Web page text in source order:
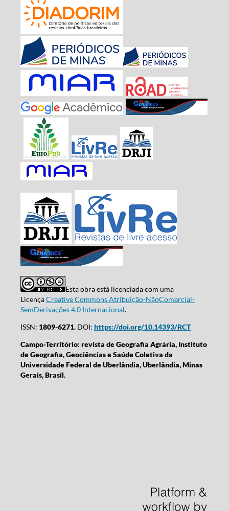
Esta obra está licenciada com uma
LicençaCreative Commons Atribuição-NãoComercial-
SemDerivações 4.0 Internacional.
ISSN: 1809-6271.DOI: https://doi.org/10.14393/RCT
Campo-Território: revista de Geografia Agrária, Instituto
de Geografia, Geociências e Saúde Coletiva da
Universidade Federal de Uberlândia, Uberlândia, Minas
Gerais, Brasil.